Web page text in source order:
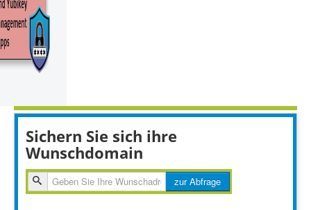
Webhosting
Webseite & Webshop
Ankauf
Sichern Sie sich ihre
Wunschdomain
zur
Abfragen
zur Abfrage